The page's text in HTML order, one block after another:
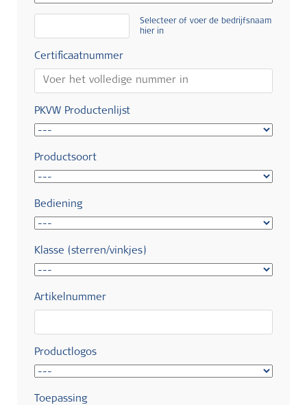
Selecteer of voer de bedrijfsnaam
hier in
Certificaatnummer
PKVW Productenlijst
Productsoort
Bediening
Klasse (sterren/vinkjes)
Artikelnummer
Productlogos
Toepassing